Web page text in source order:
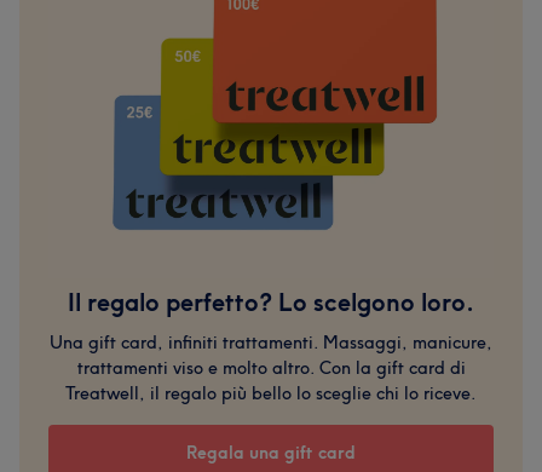
Il regalo perfetto? Lo scelgono loro.
Una gift card, infiniti trattamenti. Massaggi, manicure,
trattamenti viso e molto altro. Con la gift card di
Treatwell, il regalo più bello lo sceglie chi lo riceve.
Regala una gift card